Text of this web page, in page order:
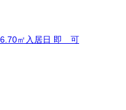
㎡ 入居日 即 可